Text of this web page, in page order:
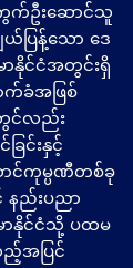
ကွက်ဦးဆောင်သူ
ယ်ပြန့်သော ဒေ
ာနိုင်ငံအတွင်းရှိ
က်ခံအဖြစ်
င်လည်း
ြင်းနှင့်
ာင်ကုမ္ပဏီတစ်ခု
နည်းပညာ
ာနိုင်ငံသို့ ပထမ
ည့်အပြင်